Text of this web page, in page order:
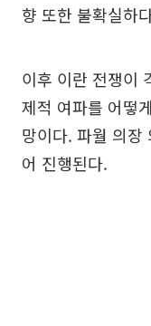
향 또한 불확실하
이후 이란 전쟁이
제적 여파를 어떻
망이다. 파월 의장
어 진행된다.